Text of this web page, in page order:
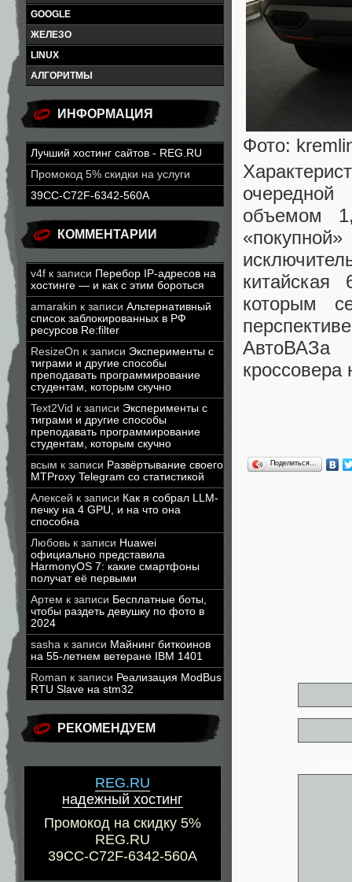
GOOGLE
ЖЕЛЕЗО
LINUX
АЛГОРИТМЫ
ИНФОРМАЦИЯ
Лучший хостинг сайтов - REG.RU
Промокод 5% скидки на услуги
39CC-C72F-6342-560A
КОММЕНТАРИИ
v4f к записи Перебор IP-адресов на
хостинге — и как с этим бороться
amarakin к записи Альтернативный
список заблокированных в РФ
ресурсов Re:filter
ResizeOn к записи Эксперименты с
тиграми и другие способы
преподавать программирование
студентам, которым скучно
Text2Vid к записи Эксперименты с
тиграми и другие способы
преподавать программирование
студентам, которым скучно
всым к записи Развёртывание своего
MTProxy Telegram со статистикой
Алексей к записи Как я собрал LLM-
печку на 4 GPU, и на что она
способна
Любовь к записи Huawei
официально представила
HarmonyOS 7: какие смартфоны
получат её первыми
Артем к записи Бесплатные боты,
чтобы раздеть девушку по фото в
2024
sasha к записи Майнинг биткоинов
на 55-летнем ветеране IBM 1401
Roman к записи Реализация ModBus
RTU Slave на stm32
РЕКОМЕНДУЕМ
REG.RU
надежный хостинг
Промокод на скидку 5%
REG.RU
39CC-C72F-6342-560A
Фото:
очередной
объемом
которым
кроссовера
Поделиться…